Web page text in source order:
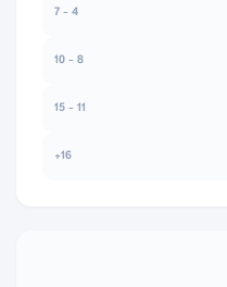
4 – 7
8 – 10
11 – 15
16+